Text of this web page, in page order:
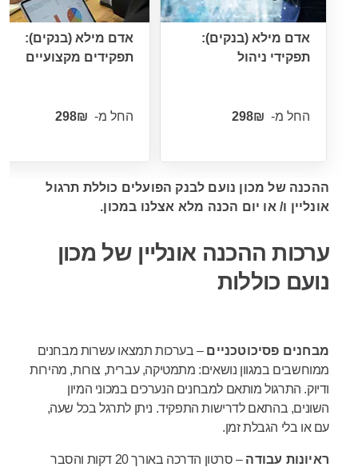
אדם מילא (בנקים):
תפקידי ניהול
החל מ-
אדם מילא (בנקים):
תפקידים מקצועיים
החל מ-
ההכנה של מכון נועם לבנק הפועלים כוללת תרגול
אונליין ו/ או יום הכנה מלא אצלנו במכון.
ערכות ההכנה אונליין של מכון
נועם כוללות
מבחנים פסיכוטכניים – בערכות תמצאו עשרות מבחנים
ממוחשבים במגוון נושאים: מתמטיקה, עברית, צורות, מהירות
ודיוק. התרגול מותאם למבחנים הנערכים במכוני המיון
השונים, בהתאם לדרישות התפקיד. ניתן לתרגל בכל שעה,
עם או בלי הגבלת זמן.
ראיונות עבודה
– סרטון הדרכה באורך 20 דקות והסבר